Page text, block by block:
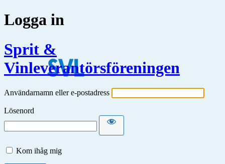
Logga in
Sprit &
Vinleverantörsföreningen
Användarnamn eller e-postadress
Lösenord
Kom ihåg mig